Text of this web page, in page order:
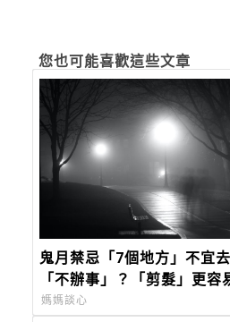
您也可能喜歡這些文章
鬼月禁忌「7個地方」不宜
「不辦事」？「剪髮」更容
媽媽談心